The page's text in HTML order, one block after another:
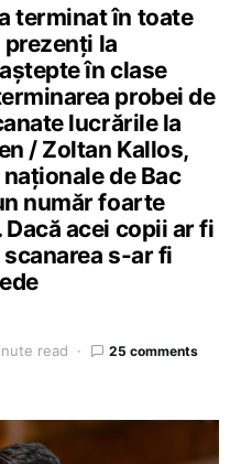
terminat în toate
prezenți la
în clase
probei de
lucrările la
/ Zoltan Kallos,
de Bac
număr foarte
Dacă acei copii ar fi
s-ar fi
read 25 comments